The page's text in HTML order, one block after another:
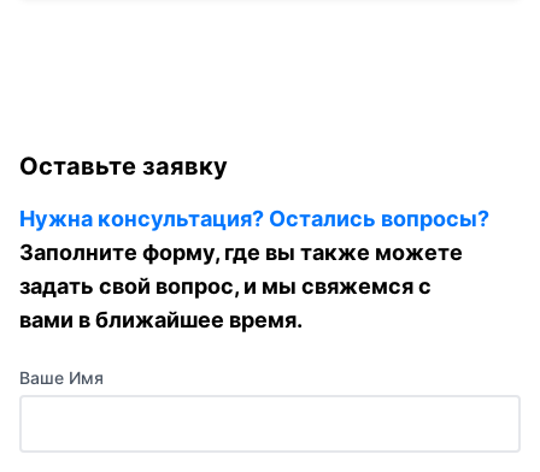
Оставьте заявку
Нужна консультация? Остались вопросы?
Заполните форму, где вы также можете
задать свой вопрос, и мы свяжемся с
вами в ближайшее время.
Ваше Имя